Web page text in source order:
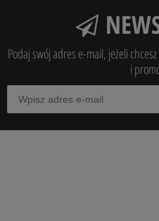
Podaj swój adres e-mail, jeżeli
i